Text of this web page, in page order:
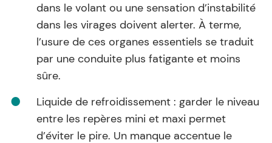
dans le volant ou une sensation d’instabilité
dans les virages doivent alerter. À terme,
l’usure de ces organes essentiels se traduit
par une conduite plus fatigante et moins
sûre.
Liquide de refroidissement : garder le niveau
entre les repères mini et maxi permet
d’éviter le pire. Un manque accentue le